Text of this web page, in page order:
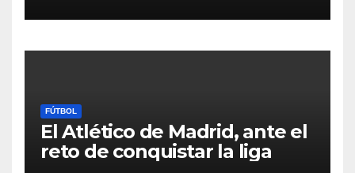
FÚTBOL
El Atlético de Madrid, ante el
reto de conquistar la liga